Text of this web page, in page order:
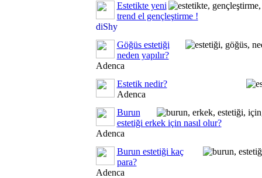
Estetikte yeni
trend el gençleştirme !
diShy
Göğüs estetiği
neden yapılır?
Adenca
Estetik nedir?
Adenca
Burun
estetiği erkek için nasıl olur?
Adenca
Burun estetiği kaç
para?
Adenca